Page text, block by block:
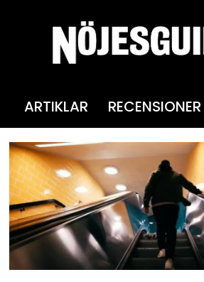
ARTIKLAR RECENSIONER